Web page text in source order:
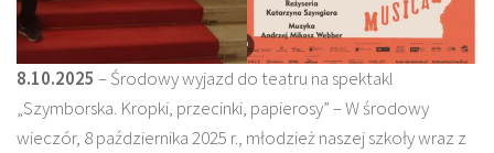
8.10.2025 – Środowy wyjazd do teatru na spektakl
„Szymborska. Kropki, przecinki, papierosy” – W środowy
wieczór, 8 października 2025 r., młodzież naszej szkoły wraz z